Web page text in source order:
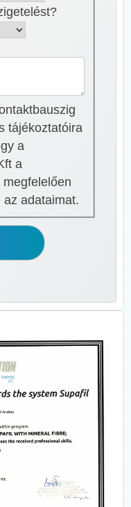
tájékoztatóira
a
a
adataimat.